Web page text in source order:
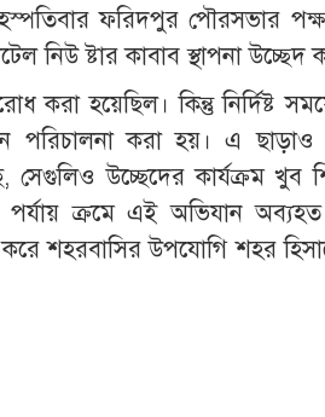
ফরিদপুর পৌরসভার পক্ষ
নিউ ষ্টার কাবাব স্থাপনা উচ্ছেদ
হয়েছিল। কিন্তু নির্দিষ্ট
পরিচালনা করা হয়। এ
উচ্ছেদের কার্যক্রম খুব
ক্রমে এই অভিযান
করে শহরবাসির উপযোগি শহর